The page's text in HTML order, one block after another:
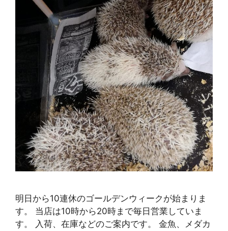
明日から10連休のゴールデンウィークが始まりま
す。 当店は10時から20時まで毎日営業していま
す。 入荷、在庫などのご案内です。 金魚、メダカ